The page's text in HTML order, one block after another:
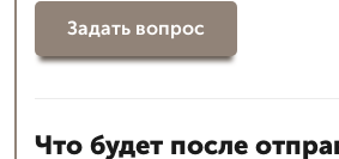
Задать вопрос
Что будет после